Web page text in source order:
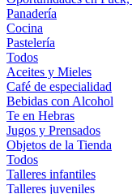
Panadería
Cocina
Pastelería
Todos
Aceites y Mieles
Café de especialidad
Bebidas con Alcohol
Te en Hebras
Jugos y Prensados
Objetos de la Tienda
Todos
Talleres infantiles
Talleres juveniles